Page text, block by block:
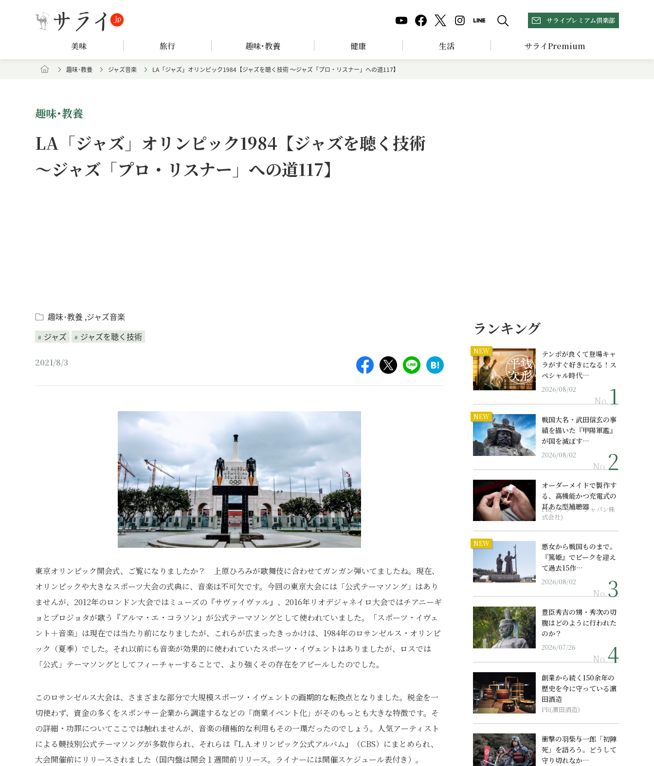
サライプレミアム倶楽部
美味 旅行 趣味･教養 健康 生活 サライPremium
趣味･教養 ジャズ音楽 LA「ジャズ」オリンピック1984【ジャズを聴く技術 〜ジャズ「プロ・リスナー」への道117】
趣味･教養
LA「ジャズ」オリンピック1984【ジャズを聴く技術
〜ジャズ「プロ・リスナー」への道117】
趣味･教養 ジャズ音楽
ジャズ
ジャズを聴く技術
2021/8/3
東京オリンピック開会式、ご覧になりましたか？ 上原ひろみが歌舞伎に合わせてガンガン弾いてましたね。現在、
オリンピックや大きなスポーツ大会の式典に、音楽は不可欠です。今回の東京大会には「公式テーマソング」はあり
ませんが、2012年のロンドン大会ではミューズの『サヴァイヴァル』、2016年リオデジャネイロ大会ではチアニーギ
ョとプロジョタが歌う『アルマ・エ・コラソン』が公式テーマソングとして使われていました。「スポーツ・イヴェ
ント＋音楽」は現在では当たり前になりましたが、これらが広まったきっかけは、1984年のロサンゼルス・オリンピ
ック（夏季）でした。それ以前にも音楽が効果的に使われていたスポーツ・イヴェントはありましたが、ロスでは
「公式」テーマソングとしてフィーチャーすることで、より強くその存在をアピールしたのでした。
このロサンゼルス大会は、さまざまな部分で大規模スポーツ・イヴェントの画期的な転換点となりました。税金を一
切使わず、資金の多くをスポンサー企業から調達するなどの「商業イベント化」がそのもっとも大きな特徴です。そ
の詳細・功罪についてここでは触れませんが、音楽の積極的な利用もその一環だったのでしょう。人気アーティスト
による競技別公式テーマソングが多数作られ、それらは『L.A.オリンピック公式アルバム』（CBS）にまとめられ、
大会開催前にリリースされました（国内盤は開会１週間前リリース。ライナーには開催スケジュール表付き）。
ランキング
NEW
テンポが良くて登場キャ
ラがすぐ好きになる！ス
ペシャル時代…
2026/08/02
No.
NEW
戦国大名・武田信玄の事
績を描いた『甲陽軍鑑』
が国を滅ぼす…
2026/08/02
No.
オーダーメイドで製作す
る、高機能かつ充電式の
耳あな型補聴器
PR(ソノヴァ・ジャパン株
式会社)
NEW
悪女から戦国ものまで。
『篤姫』でピークを迎え
て過去15作…
2026/08/02
No.
豊臣秀吉の甥・秀次の切
腹はどのように行われた
のか？
2026/07/26
No.
創業から続く150余年の
歴史を今に守っている濵
田酒造
PR(濵田酒造)
衝撃の羽柴与一郎「初陣
死」を語ろう。どうして
守り切れなか…